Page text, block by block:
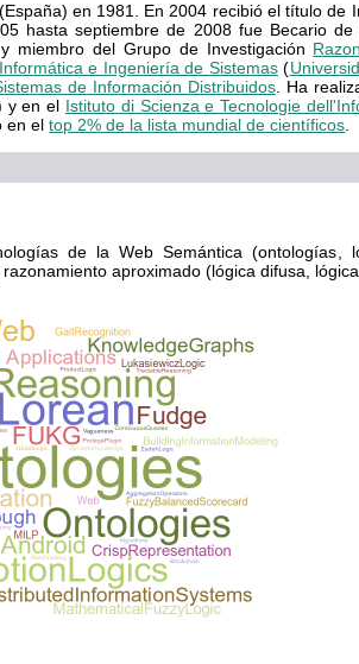
en 1981. En 2004 recibió el título
hasta septiembre de 2008 fue Becario de
miembro del Grupo de Investigación
e Ingeniería de Sistemas(
de Información Distribuidos. Ha
y en el Istituto di Scienza e Tecnologie
en eltop 2% de la lista mundial de científicos.
de la Web Semántica (ontologías,
aproximado (lógica difusa,